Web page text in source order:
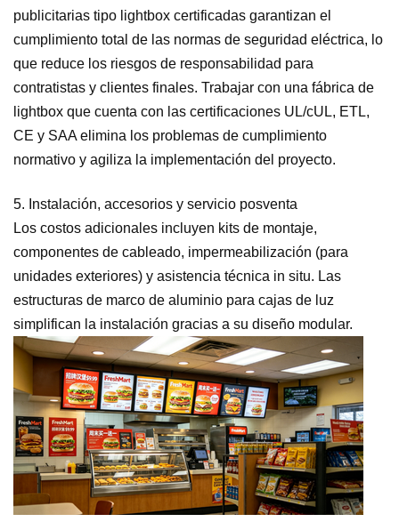
publicitarias tipo lightbox certificadas garantizan el
cumplimiento total de las normas de seguridad eléctrica, lo
que reduce los riesgos de responsabilidad para
contratistas y clientes finales. Trabajar con una fábrica de
lightbox que cuenta con las certificaciones UL/cUL, ETL,
CE y SAA elimina los problemas de cumplimiento
normativo y agiliza la implementación del proyecto.
5. Instalación, accesorios y servicio posventa
Los costos adicionales incluyen kits de montaje,
componentes de cableado, impermeabilización (para
unidades exteriores) y asistencia técnica in situ. Las
estructuras de marco de aluminio para cajas de luz
simplifican la instalación gracias a su diseño modular.